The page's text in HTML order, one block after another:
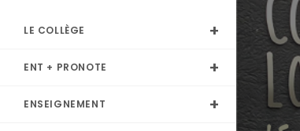
LE COLLÈGE
ENT + PRONOTE
ENSEIGNEMENT